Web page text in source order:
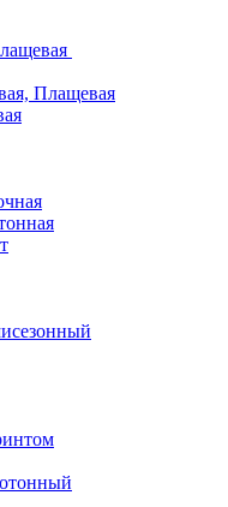
Плащевая